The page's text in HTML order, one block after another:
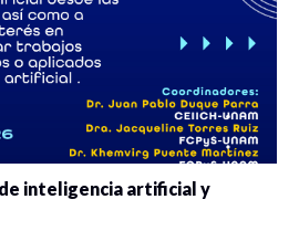
inteligencia artificial y